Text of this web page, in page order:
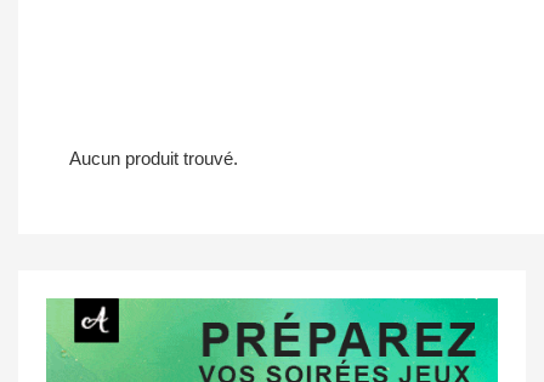
Aucun produit trouvé.